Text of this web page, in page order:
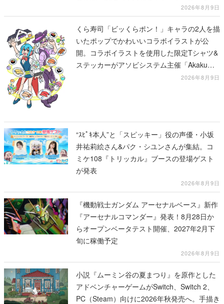
2026年8月9日
くら寿司「ビッくらポン！」キャラの2人を描
いたポップでかわいいコラボイラストが公
開。コラボイラストを使用した限定Tシャツ&
ステッカーがアソビシステム主催「Akaku
2026年8月9日
“ｽﾋﾟｷ本人”と「スピッキー」役の声優・小坂
井祐莉絵さん&パク・シユンさんが集結。コ
ミケ108『トリッカル』ブースの登場ゲスト
が発表
2026年8月9日
『機動戦士ガンダム アーセナルベース』新作
『アーセナルコマンダー』発表！8月28日か
らオープンベータテスト開催、2027年2月下
旬に稼働予定
2026年8月9日
小説『ムーミン谷の夏まつり』を原作とした
アドベンチャーゲームがSwitch、Switch 2、
PC（Steam）向けに2026年秋発売へ。手描き